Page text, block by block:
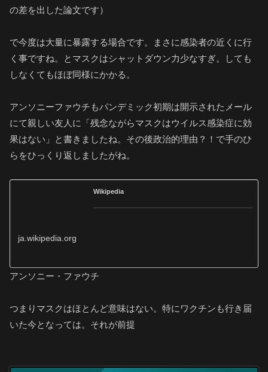
の差を出した論文です）
で今度は大量に暴露する場合です。まさに感染者の近くに行
く事ですね。とマスクはシャットダウン力少なすぎ。しても
しなくてもほぼ同様にかかる。
アンソニーファウチもパンデミック初期は開示されたメール
にて親しい友人に「残念ながらマスクはウイルス感染症に効
果はない」と書きましたね。その後政治的理由？！で手のひ
らをひっくり返しましたがね。
Wikipedia
ja.wikipedia.org
アンソニー・ファウチ
つまりマスクはほとんど意味はない。特にワクチンも行き届
いた今となっては。それが前提